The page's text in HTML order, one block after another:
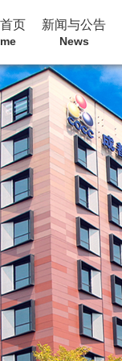
页 新闻与公告
News